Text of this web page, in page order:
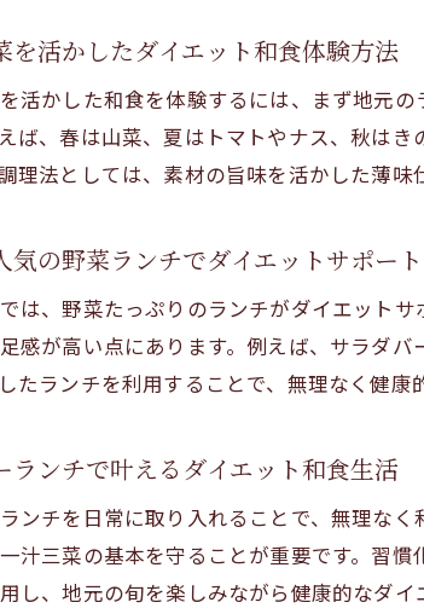
和
ダ
ダ
和
ダ
を活かしたダイエット和食体験方法
活かした和食を体験するには、まず地元
ば、春は山菜、夏はトマトやナス、秋は
理法としては、素材の旨味を活かした薄味
気の野菜ランチでダイエットサポート
は、野菜たっぷりのランチがダイエット
感が高い点にあります。例えば、サラダ
たランチを利用することで、無理なく健
ランチで叶えるダイエット和食生活
ンチを日常に取り入れることで、無理な
汁三菜の基本を守ることが重要です。習
し、地元の旬を楽しみながら健康的なダイ